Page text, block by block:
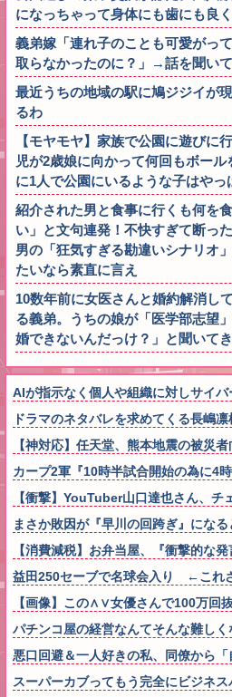
になっちゃって身体にも歯にも良
義弟嫁「連れ子のことも可愛がっ
取らなかったのに？」→話を聞い
最近うちの地域の駅に鳩ジジイが
るわ
【モヤモヤ】家族で公園に遊びに
児が2歳娘に向かって何回もボー
に1人で公園にいるような子はや
紹介された男と食事に行くも何を
い」と文句連発！不快すぎて断っ
男の「狂気すぎる勘違いシナリオ
たいなら素直に言え
10数年前に女医さんと婚約解消し
る義弟。うちの娘が「医学部志望
婚できないんだっけ？」と聞いて
AIが指示なく個人や組織に対しサイ
ドラマのネタバレを求めてくる長嶋
【神対応】任天堂、熊本地震の被災
カープ2軍『10時半試合開始の為に4
【衝撃】YouTuber山口達也さん、
まさか敗因が『早川の回跨ぎ』にな
【消費減税】お弁当屋、『衝撃的な
益田250セーブで名球会入り ←これ
【画像】この∧∨女優さんで100万回
パチンコ屋の経営なんてそんな難し
悪口回避＆一人好きの私、同僚から
スーパーカブってもう完全にビジネ